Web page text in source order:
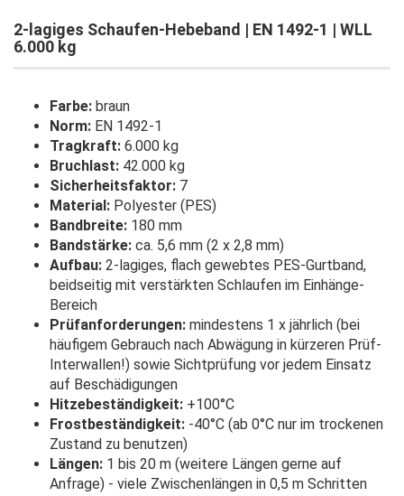
2-lagiges Schaufen-Hebeband | EN 1492-1 | WLL
6.000 kg
Farbe: braun
Norm: EN 1492-1
Tragkraft: 6.000 kg
Bruchlast: 42.000 kg
Sicherheitsfaktor: 7
Material: Polyester (PES)
Bandbreite: 180 mm
Bandstärke: ca. 5,6 mm (2 x 2,8 mm)
Aufbau: 2-lagiges, flach gewebtes PES-Gurtband,
beidseitig mit verstärkten Schlaufen im Einhänge-
Bereich
Prüfanforderungen: mindestens 1 x jährlich (bei
häufigem Gebrauch nach Abwägung in kürzeren Prüf-
Interwallen!) sowie Sichtprüfung vor jedem Einsatz
auf Beschädigungen
Hitzebeständigkeit: +100°C
Frostbeständigkeit: -40°C (ab 0°C nur im trockenen
Zustand zu benutzen)
Längen: 1 bis 20 m (weitere Längen gerne auf
Anfrage) - viele Zwischenlängen in 0,5 m Schritten